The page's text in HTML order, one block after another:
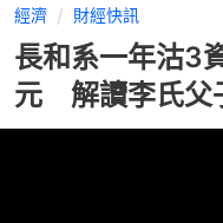
經濟 財經快訊
長和系一年沽
元 解讀李氏父